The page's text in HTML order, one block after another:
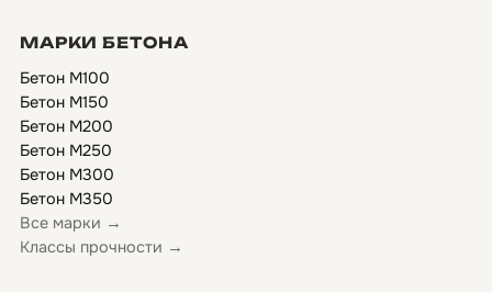
МАРКИ БЕТОНА
Бетон М100
Бетон М150
Бетон М200
Бетон М250
Бетон М300
Бетон М350
Все марки →
Классы прочности →